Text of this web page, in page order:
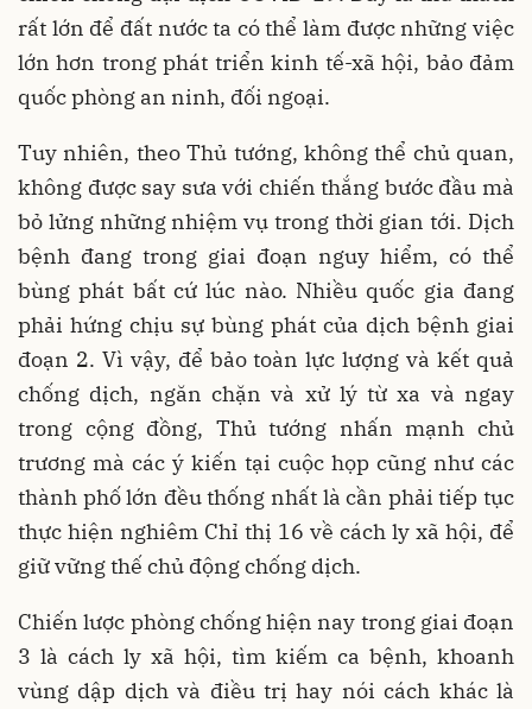
rất lớn để đất nước ta có thể làm được những việc
lớn hơn trong phát triển kinh tế-xã hội, bảo đảm
quốc phòng an ninh, đối ngoại.
Tuy nhiên, theo Thủ tướng, không thể chủ quan,
không được say sưa với chiến thắng bước đầu mà
bỏ lửng những nhiệm vụ trong thời gian tới. Dịch
bệnh đang trong giai đoạn nguy hiểm, có thể
bùng phát bất cứ lúc nào. Nhiều quốc gia đang
phải hứng chịu sự bùng phát của dịch bệnh giai
đoạn 2. Vì vậy, để bảo toàn lực lượng và kết quả
chống dịch, ngăn chặn và xử lý từ xa và ngay
trong cộng đồng, Thủ tướng nhấn mạnh chủ
trương mà các ý kiến tại cuộc họp cũng như các
thành phố lớn đều thống nhất là cần phải tiếp tục
thực hiện nghiêm Chỉ thị 16 về cách ly xã hội, để
giữ vững thế chủ động chống dịch.
Chiến lược phòng chống hiện nay trong giai đoạn
3 là cách ly xã hội, tìm kiếm ca bệnh, khoanh
vùng dập dịch và điều trị hay nói cách khác là